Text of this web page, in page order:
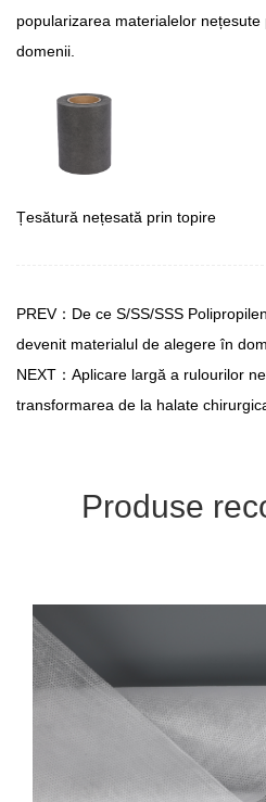
popularizarea materialelor
domenii.
Țesătură nețesată prin topire
PREV：De ce S/SS/SSS
devenit materialul de alegere în
NEXT：Aplicare largă a rulourilor
transformarea de la halate
Produse